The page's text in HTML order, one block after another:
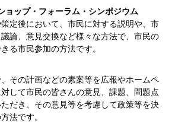
ョップ・フォーラム・シンポジウム
定後において、市民に対する説明や、市
論、意見交換など様々な方法で、市民の
る市民参加の方法です。
その計画などの素案等を広報やホームペ
して市民の皆さんの意見、課題、問題点
だき、その意見等を考慮して政策等を決
法です。